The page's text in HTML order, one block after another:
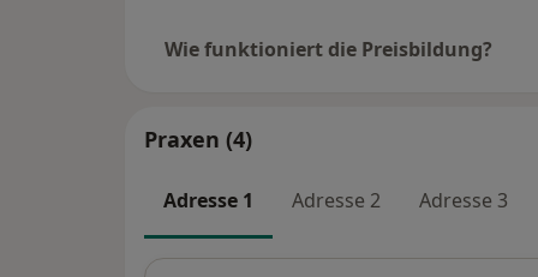
Wie funktioniert die Preisbildung?
Praxen (4)
Adresse 1 Adresse 2 Adresse 3